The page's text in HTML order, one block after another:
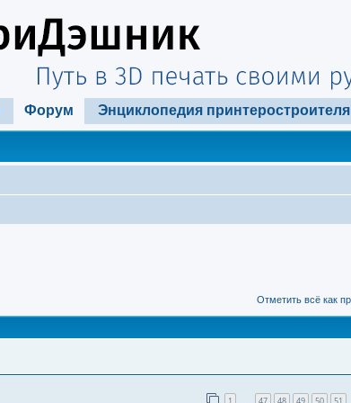
Форум Энциклопедия принтеростроителя
Отметить всё как